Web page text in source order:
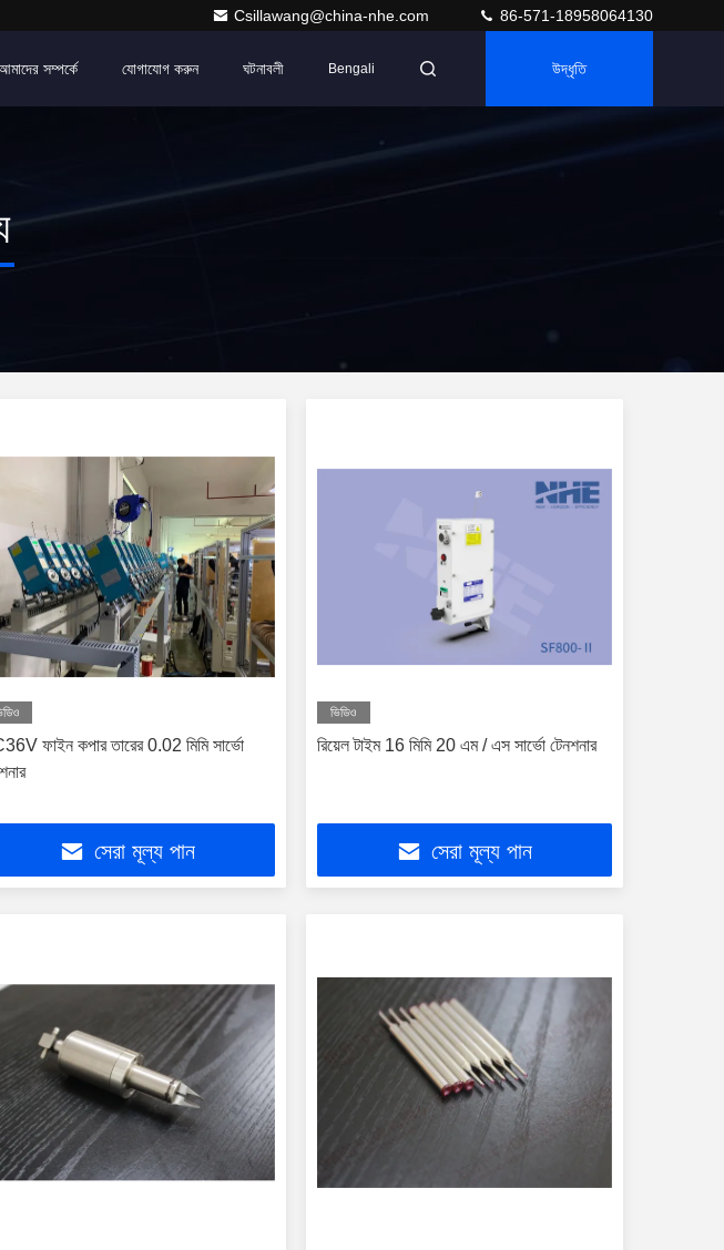
Csillawang@china-nhe.com 86-571-18958064130
সম্পর্কে যোগাযোগ করুন ঘটনাবলী Bengali উদ্ধৃতি
ফাইন কপার তারের 0.02 মিমি সার্ভো
সেরা মূল্য পান
ভিডিও
রিয়েল টাইম 16 মিমি 20 এম / এস সার্ভো টেনশনার
সেরা মূল্য পান